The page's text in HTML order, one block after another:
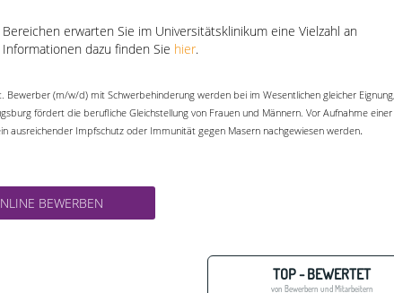
erwarten Sie im Universitätsklinikum eine Vielzahl an
dazu finden Sie hier.
(m/w/d) mit Schwerbehinderung werden bei im Wesentlichen gleicher Eignung,
fördert die berufliche Gleichstellung von Frauen und Männern. Vor Aufnahme einer
ausreichender Impfschutz oder Immunität gegen Masern nachgewiesen werden.
BEWERBEN